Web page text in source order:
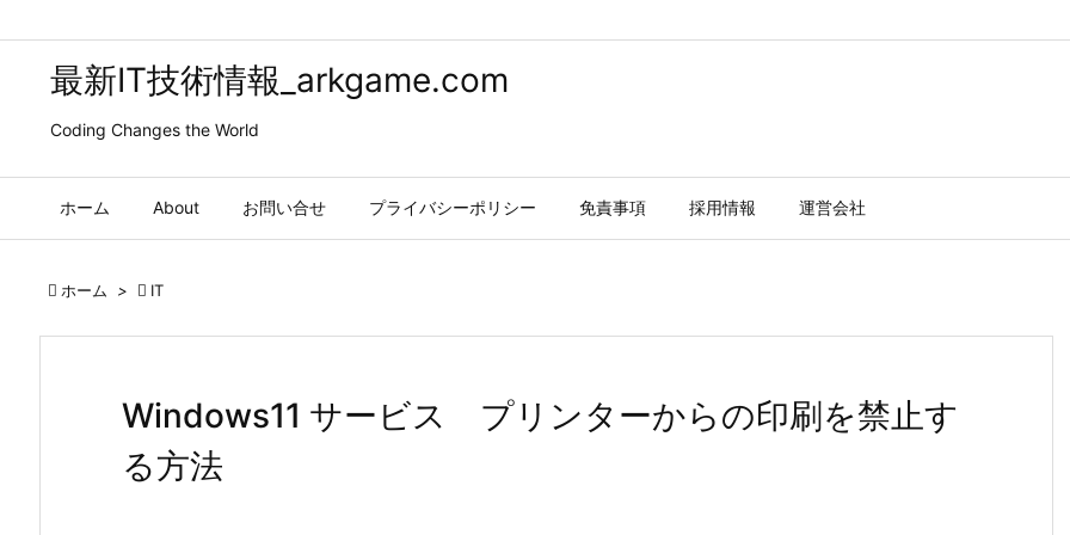
最新IT技術情報_arkgame.com
Coding Changes the World
ホーム About お問い合せ プライバシーポリシー 免責事項 採用情報 運営会社
 ホーム >  IT
Windows11 サービス プリンターからの印刷を禁止す
る方法